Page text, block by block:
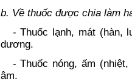
b. Về thuốc được chia làm
- Thuốc lạnh, mát (hàn,
dương.
- Thuốc nóng, ấm (nhiệt,
âm.